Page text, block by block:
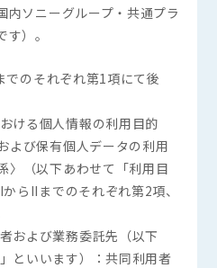
内ソニーグループ・共通プラ
）。
のそれぞれ第1項にて後
ける個人情報の利用目的
よび保有個人データの利用
〉（以下あわせて「利用目
らIIまでのそれぞれ第2項、
および業務委託先（以下
といいます）：共同利用者